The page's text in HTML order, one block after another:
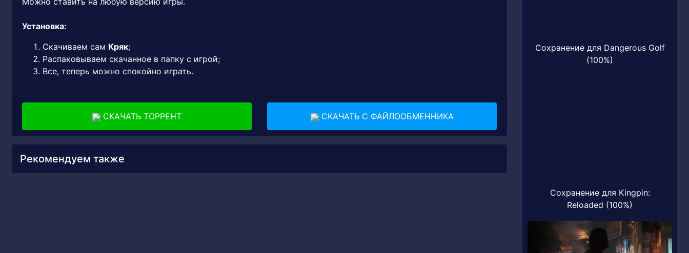
Установка:
Скачиваем сам Кряк;
Распаковываем скачанное в папку с игрой;
Все, теперь можно спокойно играть.
СКАЧАТЬ ТОРРЕНТ СКАЧАТЬ С ФАЙЛООБМЕННИКА
Рекомендуем также
Сохранение для Dangerous Golf
(100%)
Сохранение для Kingpin:
Reloaded (100%)